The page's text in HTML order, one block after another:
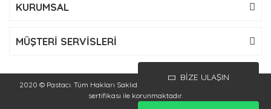
KURUMSAL
MÜŞTERİ SERVİSLERİ
2020 © Pastacı. Tüm Hakları Saklıdır. Kredi kartı bilgileriniz 256bit SSL
sertifikası ile korunmaktadır.
BİZE ULAŞIN